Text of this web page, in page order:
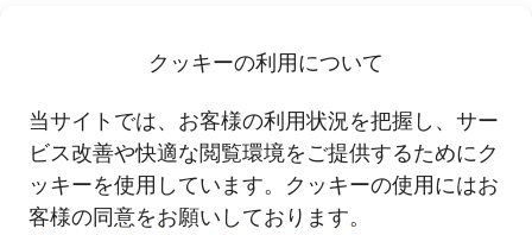
クッキーの利用について
当サイトでは、お客様の利用状況を把握し、サー
ビス改善や快適な閲覧環境をご提供するためにク
ッキーを使用しています。クッキーの使用にはお
客様の同意をお願いしております。
詳細は以下のリンクからご確認ください。
一覧へ